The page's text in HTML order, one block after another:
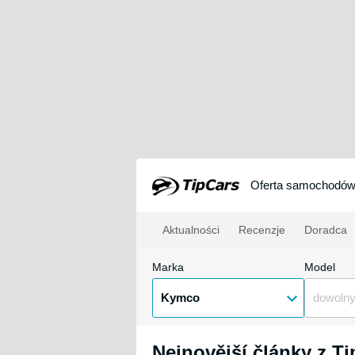
Oferta samochodów
Aktualności Recenzje Doradca
Marka
Kymco
Model
dowolny